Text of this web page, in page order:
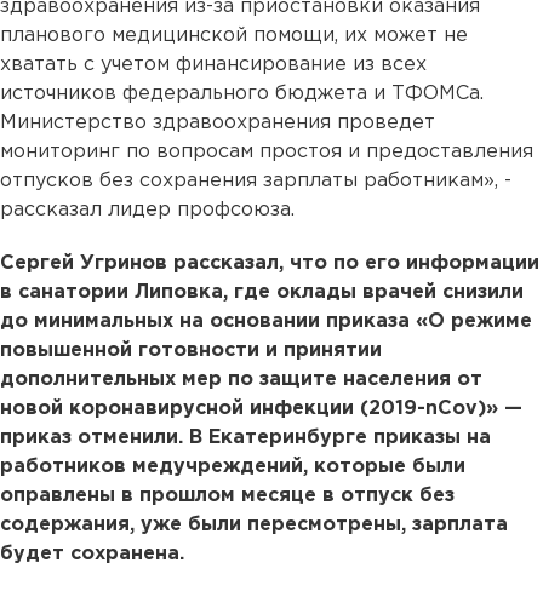
здравоохранения из-за приостановки оказания
планового медицинской помощи, их может не
хватать с учетом финансирование из всех
источников федерального бюджета и ТФОМСа.
Министерство здравоохранения проведет
мониторинг по вопросам простоя и предоставления
отпусков без сохранения зарплаты работникам», -
рассказал лидер профсоюза.
Сергей Угринов рассказал, что по его информации
в санатории Липовка, где оклады врачей снизили
до минимальных на основании приказа «О режиме
повышенной готовности и принятии
дополнительных мер по защите населения от
новой коронавирусной инфекции (2019-nCov)» —
приказ отменили. В Екатеринбурге приказы на
работников медучреждений, которые были
оправлены в прошлом месяце в отпуск без
содержания, уже были пересмотрены, зарплата
будет сохранена.